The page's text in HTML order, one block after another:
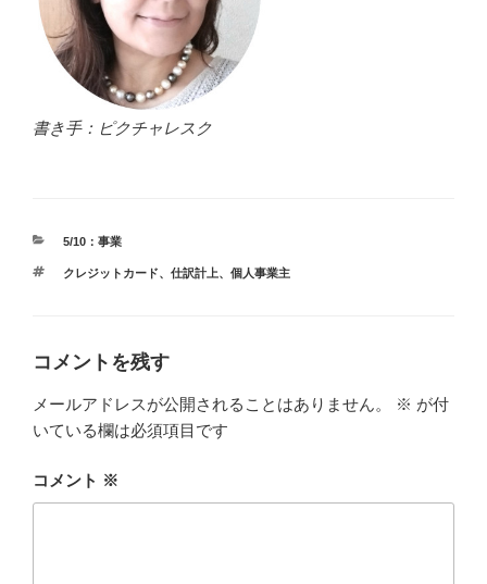
書き手：ピクチャレスク
カ
ゴ
5/10：事業
タ
クレジットカード、 仕訳計上、 個人事業主
コメントを残す
メールアドレスが公開されることはありません。 ※ が付
いている欄は必須項目です
コメント ※